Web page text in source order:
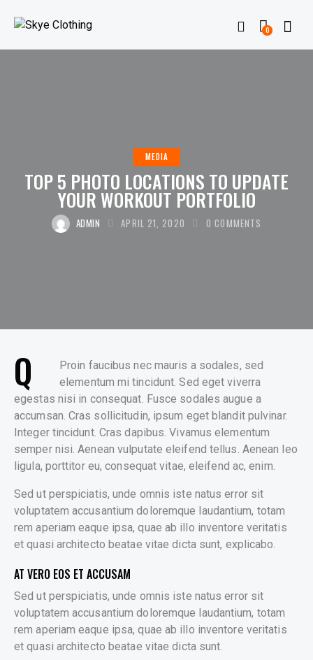
0
MEDIA
TOP 5 PHOTO LOCATIONS TO UPDATE
YOUR WORKOUT PORTFOLIO
ADMIN APRIL 21, 2020 0 COMMENTS
Q
Proin faucibus nec mauris a sodales, sed
elementum mi tincidunt. Sed eget viverra
egestas nisi in consequat. Fusce sodales augue a
accumsan. Cras sollicitudin, ipsum eget blandit pulvinar.
Integer tincidunt. Cras dapibus. Vivamus elementum
semper nisi. Aenean vulputate eleifend tellus. Aenean leo
ligula, porttitor eu, consequat vitae, eleifend ac, enim.
Sed ut perspiciatis, unde omnis iste natus error sit
voluptatem accusantium doloremque laudantium, totam
rem aperiam eaque ipsa, quae ab illo inventore veritatis
et quasi architecto beatae vitae dicta sunt, explicabo.
AT VERO EOS ET ACCUSAM
Sed ut perspiciatis, unde omnis iste natus error sit
voluptatem accusantium doloremque laudantium, totam
rem aperiam eaque ipsa, quae ab illo inventore veritatis
et quasi architecto beatae vitae dicta sunt.